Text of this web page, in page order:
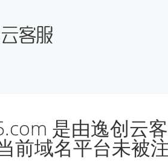
是由逸创云
前域名平台未被